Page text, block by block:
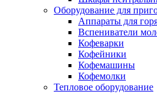
Оборудование для
Аппараты для
Вспениватели
Кофеварки
Кофейники
Кофемашины
Кофемолки
Тепловое оборудование